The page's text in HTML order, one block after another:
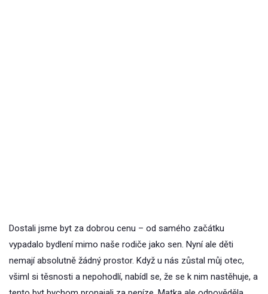
Dostali jsme byt za dobrou cenu – od samého začátku
vypadalo bydlení mimo naše rodiče jako sen. Nyní ale děti
nemají absolutně žádný prostor. Když u nás zůstal můj otec,
všiml si těsnosti a nepohodlí, nabídl se, že se k nim nastěhuje, a